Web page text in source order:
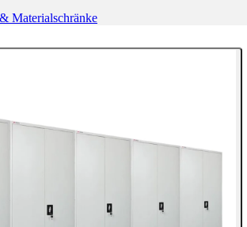
Materialschränke